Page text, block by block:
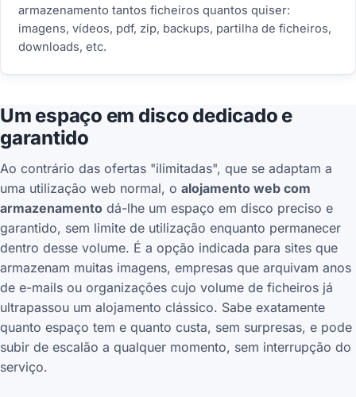
armazenamento tantos ficheiros quantos quiser:
imagens, vídeos, pdf, zip, backups, partilha de ficheiros,
downloads, etc.
Um espaço em disco dedicado e
garantido
Ao contrário das ofertas "ilimitadas", que se adaptam a
uma utilização web normal, o alojamento web com
armazenamento dá-lhe um espaço em disco preciso e
garantido, sem limite de utilização enquanto permanecer
dentro desse volume. É a opção indicada para sites que
armazenam muitas imagens, empresas que arquivam anos
de e-mails ou organizações cujo volume de ficheiros já
ultrapassou um alojamento clássico. Sabe exatamente
quanto espaço tem e quanto custa, sem surpresas, e pode
subir de escalão a qualquer momento, sem interrupção do
serviço.